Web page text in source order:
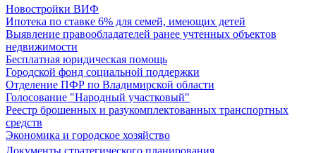
Новостройки ВИФ
Ипотека по ставке 6% для семей, имеющих детей
Выявление правообладателей ранее учтенных объектов
недвижимости
Бесплатная юридическая помощь
Городской фонд социальной поддержки
Отделение ПФР по Владимирской области
Голосование "Народный участковый"
Реестр брошенных и разукомплектованных транспортных
средств
Экономика и городское хозяйство
Документы стратегического планирования